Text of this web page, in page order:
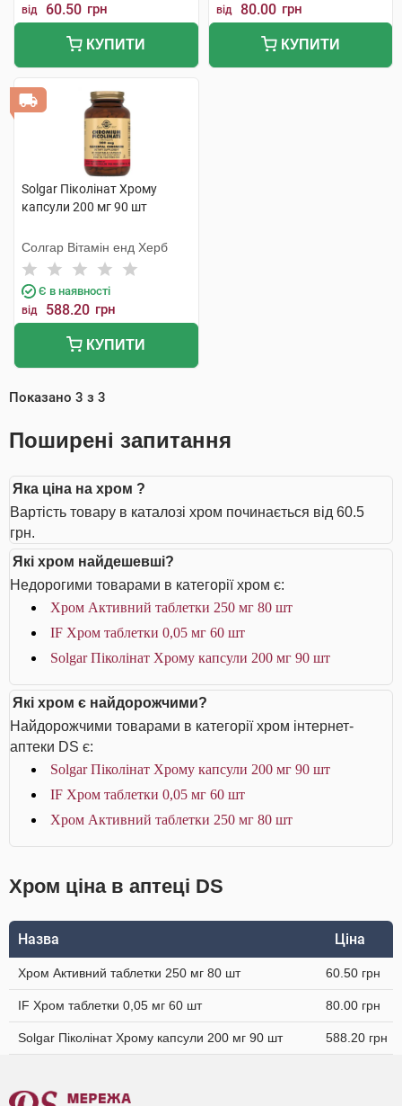
від 60.50 грн
КУПИТИ
від 80.00 грн
КУПИТИ
Solgar Піколінат Хрому
капсули 200 мг 90 шт
Солгар Вітамін енд Херб
Є в наявності
від 588.20 грн
КУПИТИ
Показано 3 з 3
Поширені запитання
Яка ціна на хром ?
Вартість товару в каталозі хром починається від 60.5
грн.
Які хром найдешевші?
Недорогими товарами в категорії хром є:
Хром Активний таблетки 250 мг 80 шт
IF Хром таблетки 0,05 мг 60 шт
Solgar Піколінат Хрому капсули 200 мг 90 шт
Які хром є найдорожчими?
Найдорожчими товарами в категорії хром інтернет-
аптеки DS є:
Solgar Піколінат Хрому капсули 200 мг 90 шт
IF Хром таблетки 0,05 мг 60 шт
Хром Активний таблетки 250 мг 80 шт
Хром ціна в аптеці DS
Назва Ціна
Хром Активний таблетки 250 мг 80 шт 60.50 грн
IF Хром таблетки 0,05 мг 60 шт 80.00 грн
Solgar Піколінат Хрому капсули 200 мг 90 шт 588.20 грн